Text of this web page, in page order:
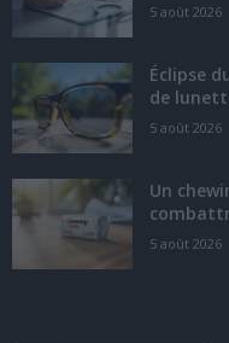
5 août 2026
Éclipse
de
5 août 2026
Un
5 août 2026